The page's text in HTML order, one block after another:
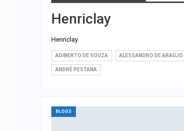
Henriclay
Henriclay
ADIBERTO DE SOUZA ALESSANDRO DE ARAÚJO
ANDRÉ PESTANA
BLOGS